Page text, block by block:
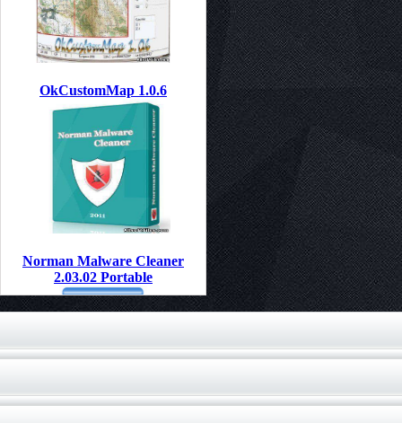
OkCustomMap 1.0.6
Norman Malware Cleaner
2.03.02 Portable